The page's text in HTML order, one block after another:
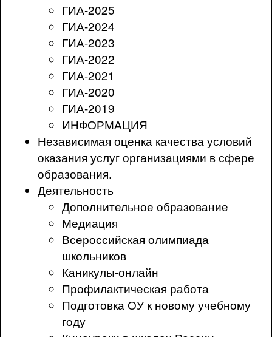
ГИА-2025
ГИА-2024
ГИА-2023
ГИА-2022
ГИА-2021
ГИА-2020
ГИА-2019
ИНФОРМАЦИЯ
Независимая оценка качества условий
оказания услуг организациями в сфере
образования.
Деятельность
Дополнительное образование
Медиация
Всероссийская олимпиада
школьников
Каникулы-онлайн
Профилактическая работа
Подготовка ОУ к новому учебному
году